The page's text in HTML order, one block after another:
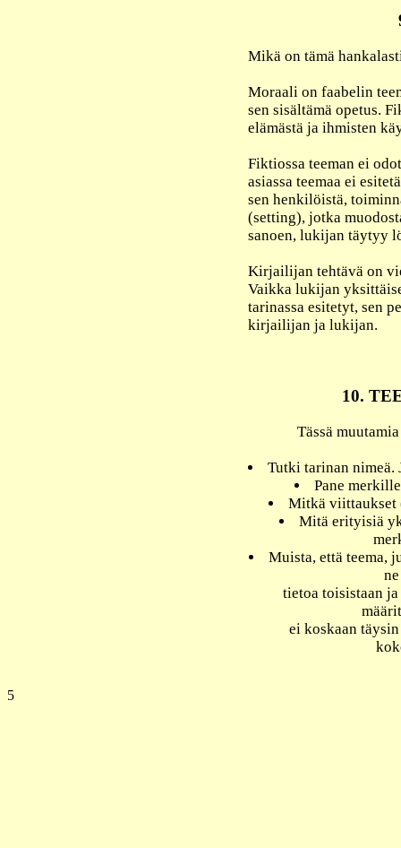
Mikä on tämä
Moraali on faabelin
sen sisältämä opetus.
elämästä ja ihmisten
Fiktiossa teeman ei
asiassa teemaa ei
sen henkilöistä,
(setting), jotka
sanoen, lukijan täytyy
Kirjailijan tehtävä on
Vaikka lukijan
tarinassa esitetyt, sen
kirjailijan ja lukijan.
10.
Tässä
Tutki tarinan nimeä.
Pane
Mitkä viittaukset
Mitä erityisiä
Muista, että teema,
tietoa toisistaan
ei koskaan
5